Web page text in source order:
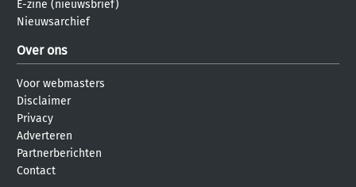
E-zine (nieuwsbrief)
Nieuwsarchief
Over ons
Voor webmasters
Disclaimer
Privacy
Adverteren
Partnerberichten
Contact